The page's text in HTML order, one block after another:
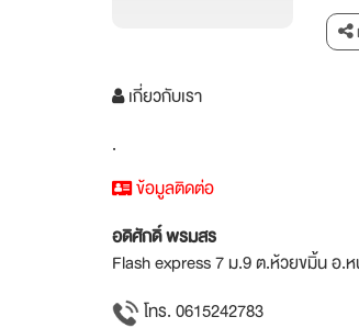
เกี่ยวกับเรา
.
ข้อมูลติดต่อ
อดิศักดิ์ พรมสร
Flash express 7 ม.9 ต.ห้วยขมิ้น อ.
โทร. 0615242783